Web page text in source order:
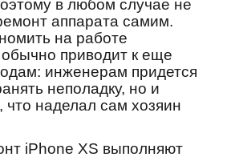
в любом случае не
аппарата самим.
на работе
приводит к еще
инженерам придется
неполадку, но и
что наделал сам хозяин
iPhone XS выполняют